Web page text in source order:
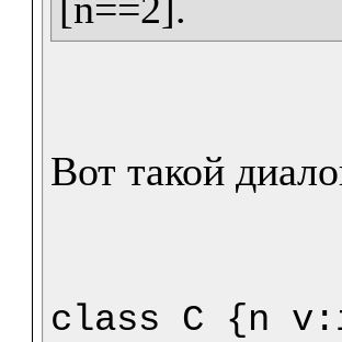
Вот такой
class C {n